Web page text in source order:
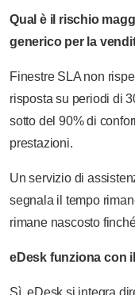
Qual è il rischio
generico per la
Finestre SLA non
risposta su periodi di
sotto del 90% di
prestazioni.
Un servizio di
segnala il tempo
rimane nascosto
eDesk funziona con